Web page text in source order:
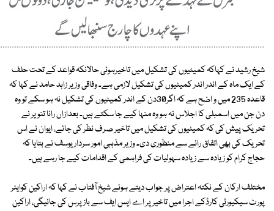
شیخ رشید نے کہاکہ کمیٹیوں کی تشکیل میں تاخیرہوئی حالانکہ قواعد کے تحت حلف
کے ایک ماہ کے اندر اندر کمیٹیوں کی تشکیل لازمی ہے۔ وفاقی وزیر زاہد حامد نے کہا کہ
قاعدہ 235 میں و اضح ہے کہ اگر30دن کے اندر کمیٹیوں کی تشکیل نہ ہو سکے تو وہ
دن جن میں اسمبلی کا اجلاس نہ ہو وہ منہا کیے جا سکتے ہیں۔ بعدازاں رانا تنویر نے
تحریک پیش کی کہ کمیٹیوں کی تشکیل میں تاخیر صرف نظر کی جائے، ایوان نے اس
تحریک کی بھی اتفاق رائے سے منظوری دی۔ وزیر مذہبی امور سرداریوسف نے بتایا کہ
حجاج کرام کو زیادہ سے زیادہ سہولیات کی فراہمی کے اقدامات کیے جا رہے ہیں۔
مختلف ارکان کے نکتہ اعتراض پر جواب دیتے ہوئے شیخ آفتاب نے کہا کہ اراکین کوایئر
پورٹ سیکیورٹی کارڈکے اجرا میں تاخیر پر اے ایس ایف سے باز پرس کی جائیگی، اراکین